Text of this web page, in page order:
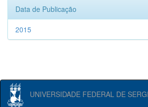
Data de Publicação
2015
UNIVERSIDADE FEDERAL DE